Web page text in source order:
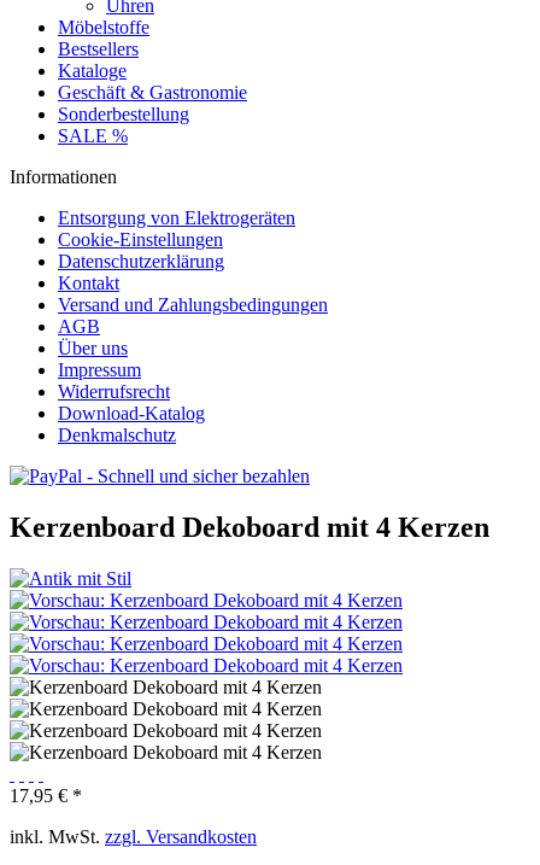
Uhren
Möbelstoffe
Bestsellers
Kataloge
Geschäft & Gastronomie
Sonderbestellung
SALE %
Informationen
Entsorgung von Elektrogeräten
Cookie-Einstellungen
Datenschutzerklärung
Kontakt
Versand und Zahlungsbedingungen
AGB
Über uns
Impressum
Widerrufsrecht
Download-Katalog
Denkmalschutz
Kerzenboard Dekoboard mit 4 Kerzen
17,95 € *
inkl. MwSt. zzgl. Versandkosten